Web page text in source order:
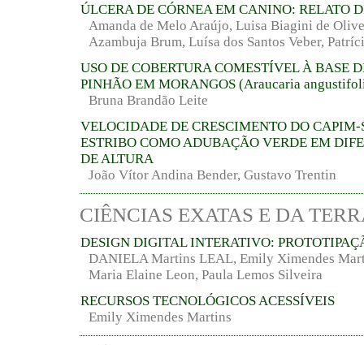
ÚLCERA DE CÓRNEA EM CANINO: RELATO
Amanda de Melo Araújo, Luisa Biagini de
Azambuja Brum, Luísa dos Santos Veber,
USO DE COBERTURA COMESTÍVEL À BASE
PINHÃO EM MORANGOS (Araucaria
Bruna Brandão Leite
VELOCIDADE DE CRESCIMENTO DO CAPIM-
ESTRIBO COMO ADUBAÇÃO VERDE EM
DE ALTURA
João Vítor Andina Bender, Gustavo Trentin
CIÊNCIAS EXATAS E DA
DESIGN DIGITAL INTERATIVO:
DANIELA Martins LEAL, Emily Ximendes
Maria Elaine Leon, Paula Lemos Silveira
RECURSOS TECNOLÓGICOS ACESSÍVEIS
Emily Ximendes Martins